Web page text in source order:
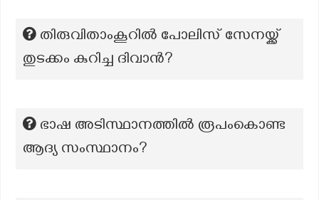
തിരുവിതാംകൂറിൽ പോലിസ് സേനയ്ക്ക്
തുടക്കം കുറിച്ച ദിവാൻ?
ഭാഷ അടിസ്ഥാനത്തിൽ രൂപംകൊണ്ട
ആദ്യ സംസ്ഥാനം?